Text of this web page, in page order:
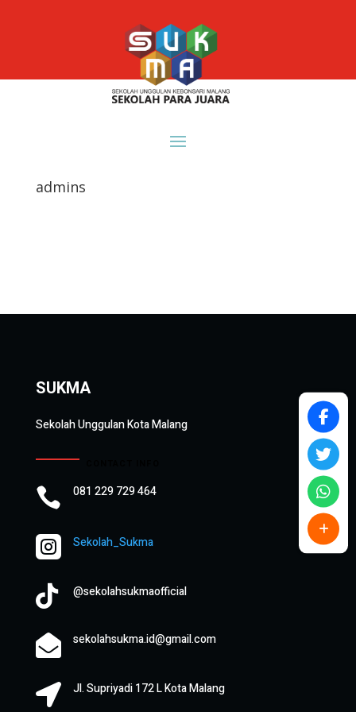
admins
SUKMA
Sekolah Unggulan Kota Malang
 081 229 729 464
 Sekolah_Sukma
 @sekolahsukmaofficial
 sekolahsukma.id@gmail.com
 Jl. Supriyadi 172 L Kota Malang